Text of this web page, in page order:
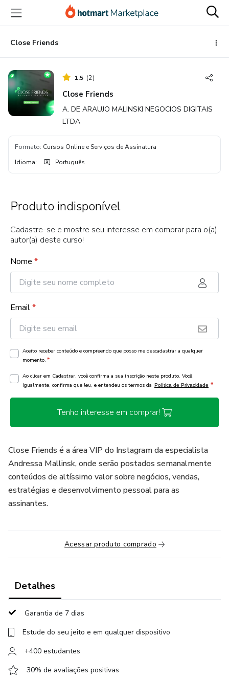
para
conteúdo
principal
para
pagamento
para
rodapé
Close Friends
1.5 (2)
Close Friends
A. DE ARAUJO MALINSKI NEGOCIOS DIGITAIS
LTDA
Formato: Cursos Online e Serviços de Assinatura
Idioma: Português
Produto indisponível
Cadastre-se e mostre seu interesse em comprar para o(a)
autor(a) deste curso!
Nome *
Email*
Aceito receber conteúdo e compreendo que posso me descadastrar a qualquer
momento. *
Ao clicar em Cadastrar, você confirma a sua inscrição neste produto. Você,
igualmente, confirma que leu, e entendeu os termos da Política de Privacidade *
Tenho interesse em comprar!
Close Friends é a área VIP do Instagram da especialista
Andressa Mallinsk, onde serão postados semanalmente
conteúdos de altíssimo valor sobre negócios, vendas,
estratégias e desenvolvimento pessoal para as
assinantes.
Acessar produto comprado
Detalhes
Garantia de 7 dias
Estude do seu jeito e em qualquer dispositivo
+400 estudantes
30% de avaliações positivas